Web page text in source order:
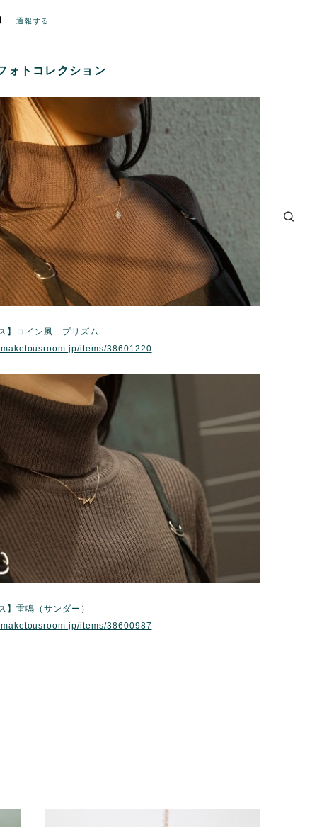
通報する
ォトコレクション
】コイン風 プリズム
items/38601220
】雷鳴（サンダー）
items/38600987